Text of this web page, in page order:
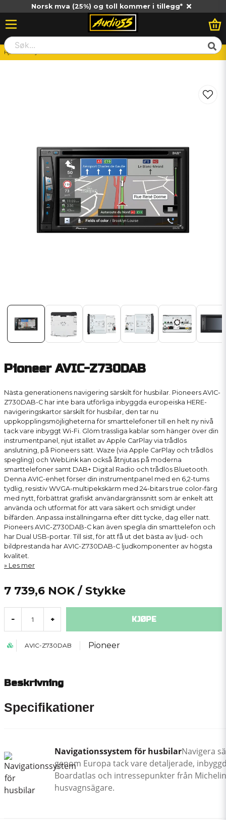
Norsk mva (25%) og toll kommer i tillegg*
Hjem Billjud Huvudenhet Bilstereo-Dubbeldin Pioneer AVIC-Z730DAB
Pioneer AVIC-Z730DAB
Nästa generationens navigering särskilt för husbilar. Pioneers AVIC-
Z730DAB-C har inte bara utförliga inbyggda europeiska HERE-
navigeringskartor särskilt för husbilar, den tar nu
uppkopplingsmöjligheterna för smarttelefoner till en helt ny nivå
tack vare inbyggt Wi-Fi. Glöm trassliga kablar som hänger över din
instrumentpanel, njut istället av Apple CarPlay via trådlös
anslutning, på Pioneers sätt. Waze (via Apple CarPlay och trådlös
spegling) och WebLink kan också åtnjutas på moderna
smarttelefoner samt DAB+ Digital Radio och trådlös Bluetooth.
Denna AVIC-enhet förser din instrumentpanel med en 6,2-tums
tydlig, resistiv WVGA-multipekskärm med 24-bitars true color-färg
med nytt, förbättrat grafiskt användargränssnitt som är enkelt att
använda och utformat för att vara säkert och smidigt under
bilfärden. Anpassa inställningarna efter ditt tycke, dag eller natt.
Pioneers AVIC-Z730DAB-C kan även spegla din smarttelefon och
har Dual USB-portar. Till sist, för att få ut det bästa av ljud- och
bildprestanda har AVIC-Z730DAB-C ljudkomponenter av högsta
kvalitet.
Les mer
7 739,6 NOK / Stykke
- + KJØPE
AVIC-Z730DAB Pioneer
Beskrivning
Specifikationer
Navigationssystem för husbilarNavigera
genom Europa tack vare detaljerade,
Boardatlas och intressepunkter från
husvagnsägare.